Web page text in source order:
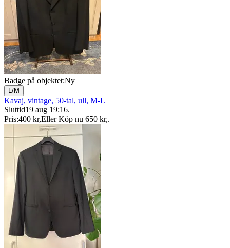
Badge på objektet:Ny
L/M
Kavaj, vintage, 50-tal, ull, M-L
Sluttid19 aug 19:16.
Pris:400 kr,Eller Köp nu 650 kr,.